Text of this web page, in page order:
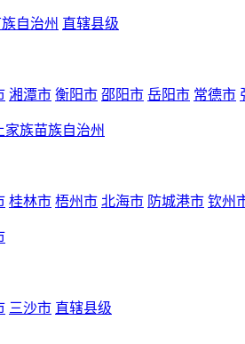
自治州 直辖县级
湘潭市 衡阳市 邵阳市 岳阳市 常德市
家族苗族自治州
桂林市 梧州市 北海市 防城港市 钦州
三沙市 直辖县级